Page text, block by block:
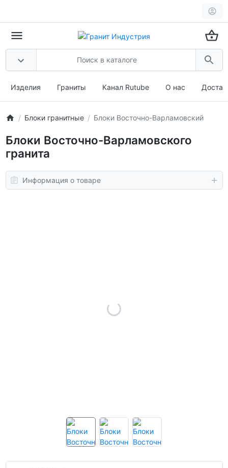
Изделия Граниты Канал Rutube О нас
Блоки гранитные Блоки Восточно-Варламовский
Блоки Восточно-Варламовского
гранита
Информация о товаре